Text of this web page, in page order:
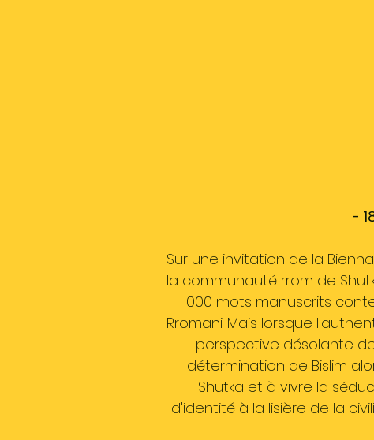
-
Sur une invitation de la
la communauté rrom de
000 mots manuscrits
Rromani. Mais lorsque
perspective désolante
détermination de Bislim
Shutka et à vivre la
d'identité à la lisière de la